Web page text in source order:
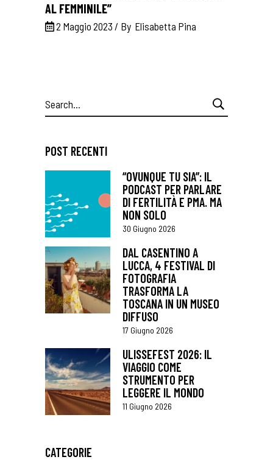
AL FEMMINILE”
2 Maggio 2023 By Elisabetta Pina
Search
for:
POST RECENTI
“OVUNQUE TU SIA”: IL
PODCAST PER PARLARE
DI FERTILITÀ E PMA. MA
NON SOLO
30 Giugno 2026
DAL CASENTINO A
LUCCA, 4 FESTIVAL DI
FOTOGRAFIA
TRASFORMA LA
TOSCANA IN UN MUSEO
DIFFUSO
17 Giugno 2026
ULISSEFEST 2026: IL
VIAGGIO COME
STRUMENTO PER
LEGGERE IL MONDO
11 Giugno 2026
CATEGORIE